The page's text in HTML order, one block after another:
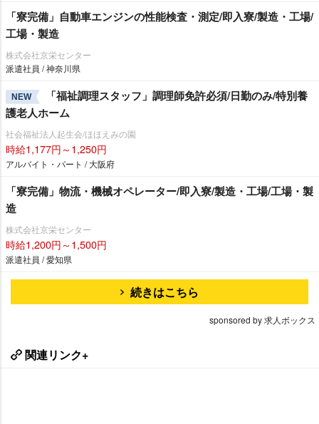
「寮完備」自動車エンジンの性能検査・測定/即入寮/製造・工場/
工場・製造
株式会社京栄センター
派遣社員 / 神奈川県
NEW
「福祉調理スタッフ」調理師免許必須/日勤のみ/特別養
護老人ホーム
社会福祉法人起生会/ほほえみの園
時給1,177円～1,250円
アルバイト・パート / 大阪府
「寮完備」物流・機械オペレーター/即入寮/製造・工場/工場・製
造
株式会社京栄センター
時給1,200円～1,500円
派遣社員 / 愛知県
続きはこちら
sponsored by 求人ボックス
関連リンク+